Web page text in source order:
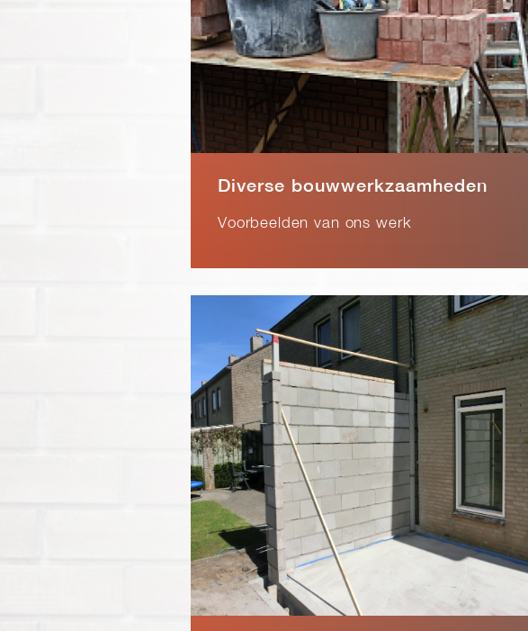
Diverse bouwwerkzaamheden
Voorbeelden van ons werk